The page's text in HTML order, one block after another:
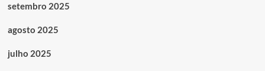
setembro 2025
agosto 2025
julho 2025